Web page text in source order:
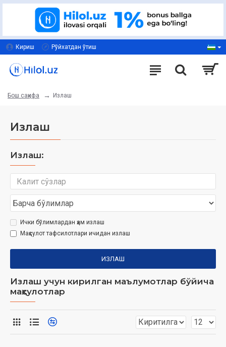
Кириш Рўйхатдан ўтиш
Бош саҳифа Излаш
Излаш
Излаш:
Ички бўлимлардан ҳам излаш
Маҳсулот тафсилотлари ичидан излаш
ИЗЛАШ
Излаш учун кирилган маълумотлар бўйича
маҳсулотлар